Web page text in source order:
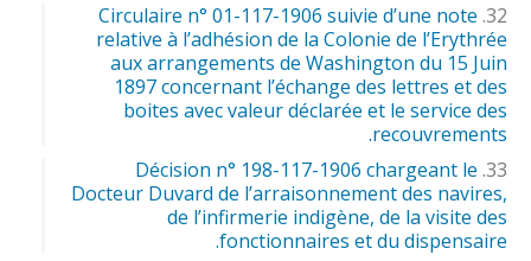
Circulaire n° 01-117-1906 suivie d’une note
relative à l’adhésion de la Colonie de l’Erythrée
aux arrangements de Washington du 15 Juin
1897 concernant l’échange des lettres et des
boites avec valeur déclarée et le service des
recouvrements.
Décision n° 198-117-1906 chargeant le
Docteur Duvard de l’arraisonnement des navires,
de l’infirmerie indigène, de la visite des
fonctionnaires et du dispensaire.